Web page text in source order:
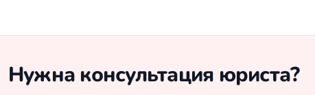
Нужна консультация юриста?